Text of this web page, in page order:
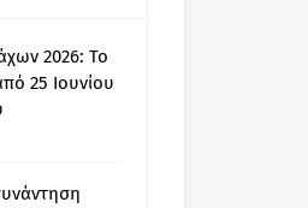
2026: Το
25 Ιουνίου